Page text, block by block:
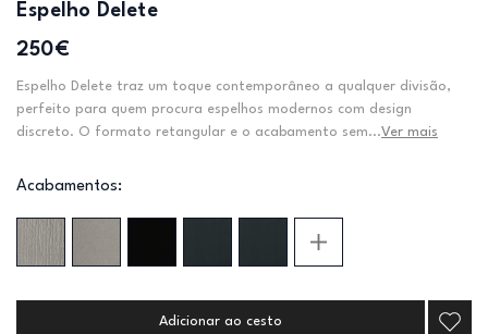
Espelho Delete
250€
Espelho Delete traz um toque contemporâneo a qualquer divisão,
perfeito para quem procura espelhos modernos com design
discreto. O formato retangular e o acabamento sem...Ver mais
Acabamentos:
Adicionar ao cesto